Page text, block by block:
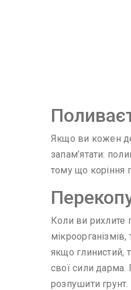
Якщо ви кожен
запам’ятати:
тому що коріння
Коли ви рихлите
якщо глинистий,
свої сили дарма.
розпушити грунт.